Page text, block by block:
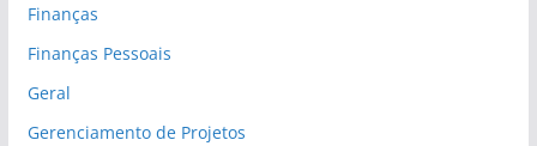
Finanças
Finanças Pessoais
Geral
Gerenciamento de Projetos